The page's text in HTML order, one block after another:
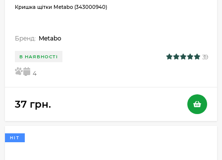
Кришка щітки Metabo (343000940)
Бренд: Metabo
В НАЯВНОСТІ 39
5 4
37 грн.
HIT